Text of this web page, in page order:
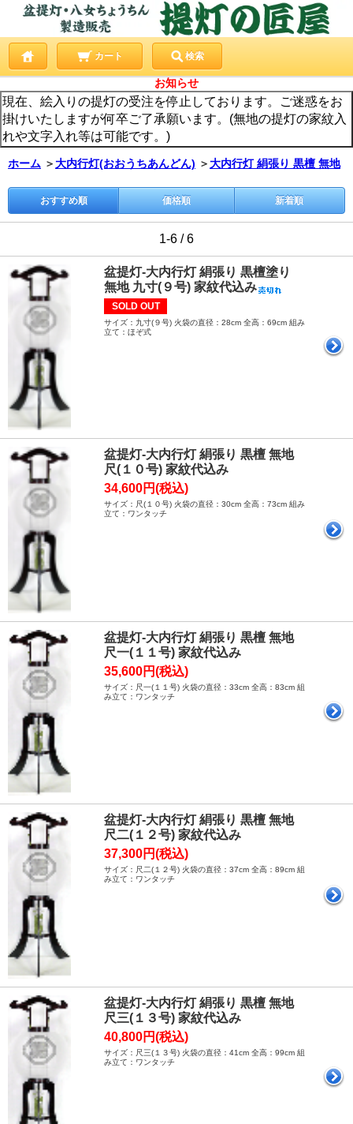
カート 検索
お知らせ
現在、絵入りの提灯の受注を停止しております。ご迷惑をお
掛けいたしますが何卒ご了承願います。(無地の提灯の家紋入
れや文字入れ等は可能です。)
ホーム ＞大内行灯(おおうちあんどん) ＞大内行灯 絹張り 黒檀 無地
おすすめ順 価格順 新着順
1-6 / 6
盆提灯-大内行灯 絹張り 黒檀塗り
無地 九寸(９号) 家紋代込み
SOLD OUT
サイズ：九寸(９号) 火袋の直径：28cm 全高：69cm 組み
立て：ほぞ式
盆提灯-大内行灯 絹張り 黒檀 無地
尺(１０号) 家紋代込み
34,600円(税込)
サイズ：尺(１０号) 火袋の直径：30cm 全高：73cm 組み
立て：ワンタッチ
盆提灯-大内行灯 絹張り 黒檀 無地
尺一(１１号) 家紋代込み
35,600円(税込)
サイズ：尺一(１１号) 火袋の直径：33cm 全高：83cm 組
み立て：ワンタッチ
盆提灯-大内行灯 絹張り 黒檀 無地
尺二(１２号) 家紋代込み
37,300円(税込)
サイズ：尺二(１２号) 火袋の直径：37cm 全高：89cm 組
み立て：ワンタッチ
盆提灯-大内行灯 絹張り 黒檀 無地
尺三(１３号) 家紋代込み
40,800円(税込)
サイズ：尺三(１３号) 火袋の直径：41cm 全高：99cm 組
み立て：ワンタッチ